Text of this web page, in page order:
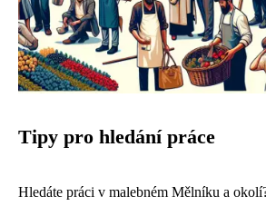
Tipy pro hledání práce
Hledáte práci v malebném Mělníku a